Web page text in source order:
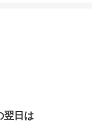
翌日は